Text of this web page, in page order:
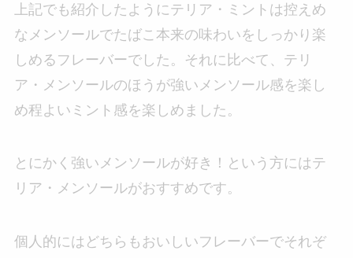
上記でも紹介したようにテリア・ミントは控えめ
なメンソールでたばこ本来の味わいをしっかり楽
しめるフレーバーでした。それに比べて、テリ
ア・メンソールのほうが強いメンソール感を楽し
め程よいミント感を楽しめました。
とにかく強いメンソールが好き！という方にはテ
リア・メンソールがおすすめです。
個人的にはどちらもおいしいフレーバーでそれぞ